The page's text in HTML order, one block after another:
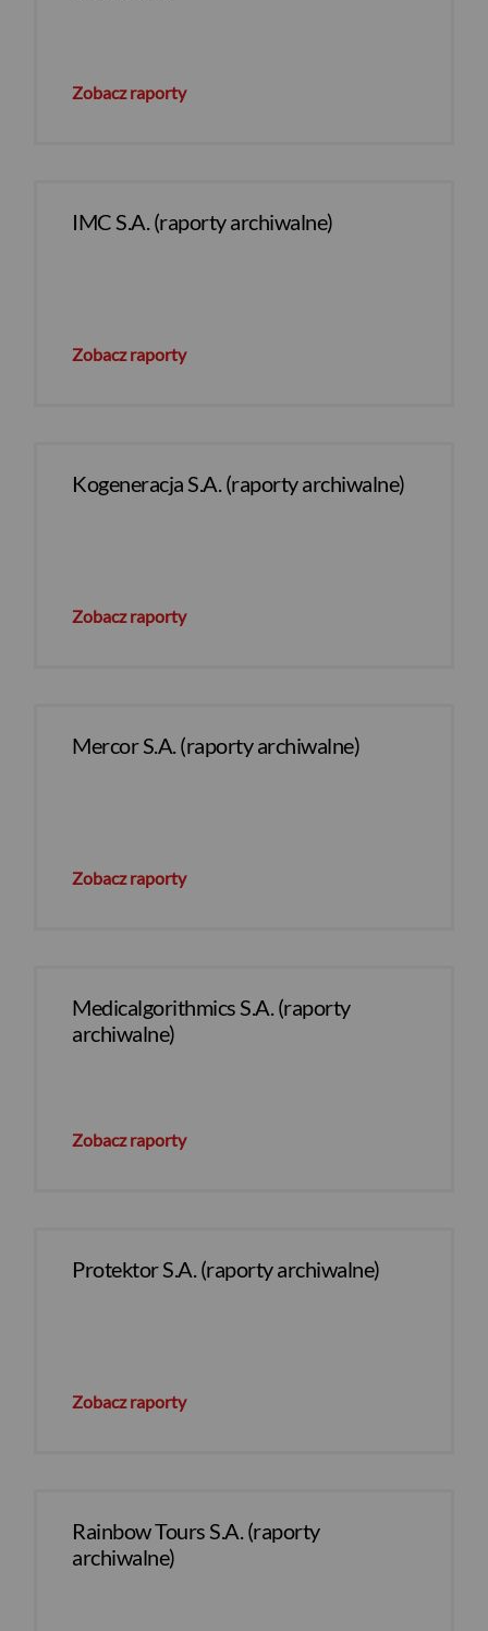
Zobacz raporty
IMC S.A. (raporty archiwalne)
Zobacz raporty
Kogeneracja S.A. (raporty archiwalne)
Zobacz raporty
Mercor S.A. (raporty archiwalne)
Zobacz raporty
Medicalgorithmics S.A. (raporty
archiwalne)
Zobacz raporty
Protektor S.A. (raporty archiwalne)
Zobacz raporty
Rainbow Tours S.A. (raporty
archiwalne)